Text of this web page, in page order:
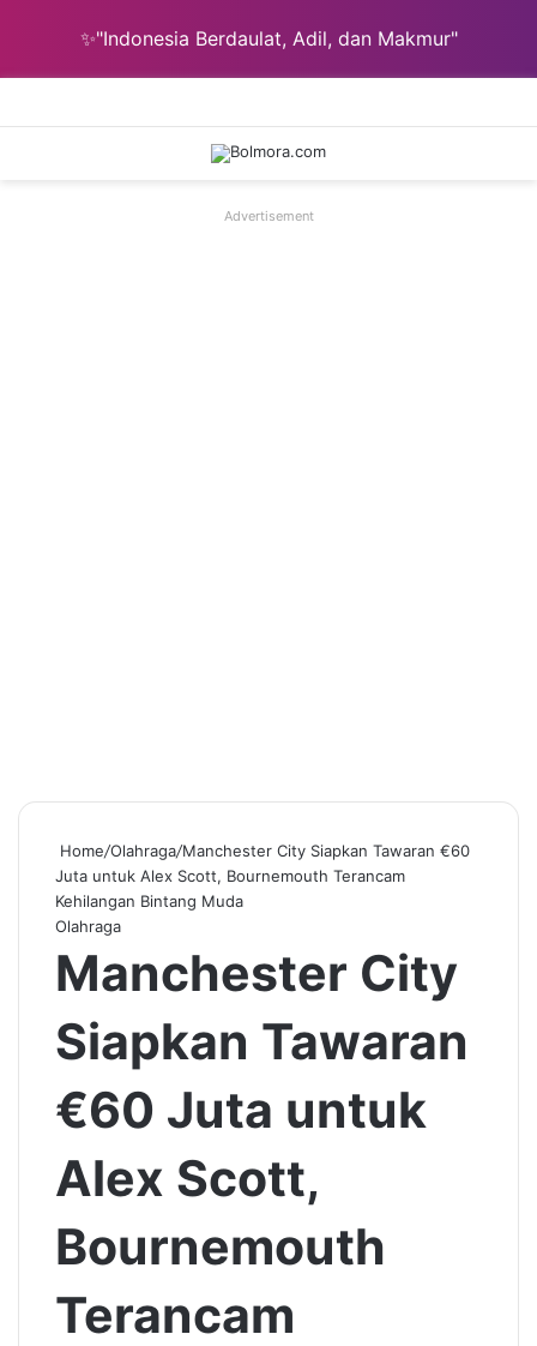
✨"Indonesia Berdaulat, Adil, dan Makmur"
Advertisement
Home/Olahraga/Manchester City Siapkan Tawaran €60
Juta untuk Alex Scott, Bournemouth Terancam
Kehilangan Bintang Muda
Olahraga
Manchester City
Siapkan Tawaran
€60 Juta untuk
Alex Scott,
Bournemouth
Terancam